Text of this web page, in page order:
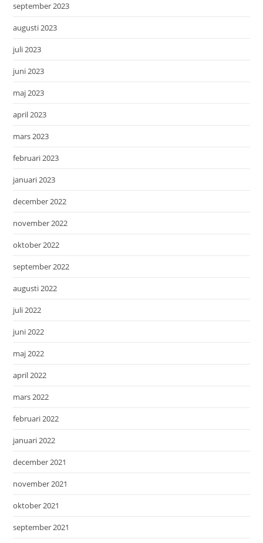
september 2023
augusti 2023
juli 2023
juni 2023
maj 2023
april 2023
mars 2023
februari 2023
januari 2023
december 2022
november 2022
oktober 2022
september 2022
augusti 2022
juli 2022
juni 2022
maj 2022
april 2022
mars 2022
februari 2022
januari 2022
december 2021
november 2021
oktober 2021
september 2021